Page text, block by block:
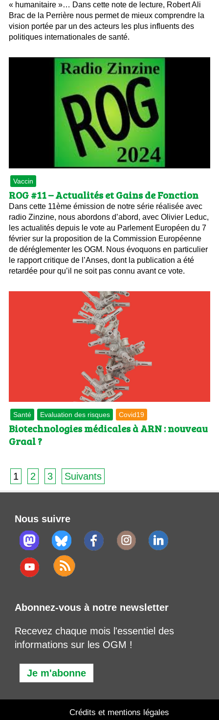
« humanitaire »… Dans cette note de lecture, Robert Ali
Brac de la Perrière nous permet de mieux comprendre la
vision portée par un des acteurs les plus influents des
politiques internationales de santé.
Vaccin
ROG #11 – Actualités et Gains de Fonction
Dans cette 11ème émission de notre série réalisée avec
radio Zinzine, nous abordons d’abord, avec Olivier Leduc,
les actualités depuis le vote au Parlement Européen du 7
février sur la proposition de la Commission Européenne
de déréglementer les OGM. Nous évoquons en particulier
le rapport critique de l’Anses, dont la publication a été
retardée pour qu’il ne soit pas connu avant ce vote.
Santé Evaluation des risques Covid19
Biotechnologies médicales à ARN : nouveau
Graal ?
1 2 3 Suivants
Nous suivre
Abonnez-vous à notre newsletter
Recevez chaque mois l'essentiel des
informations sur les OGM !
Je m'abonne
Crédits et mentions légales